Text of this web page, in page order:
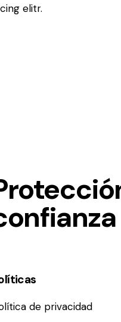
elitr.
de privacidad